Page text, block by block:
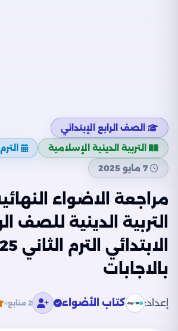
الصف الرابع الإبتدائي
التربية الدينية الإسلامية
7 مايو 2025
مراجعة الاضواء
التربية الدينية للصف
بالاجابات
إعداد: كتاب الأضواء 2 متابع